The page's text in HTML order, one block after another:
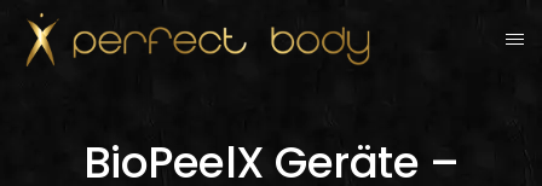
BioPeelX Geräte –